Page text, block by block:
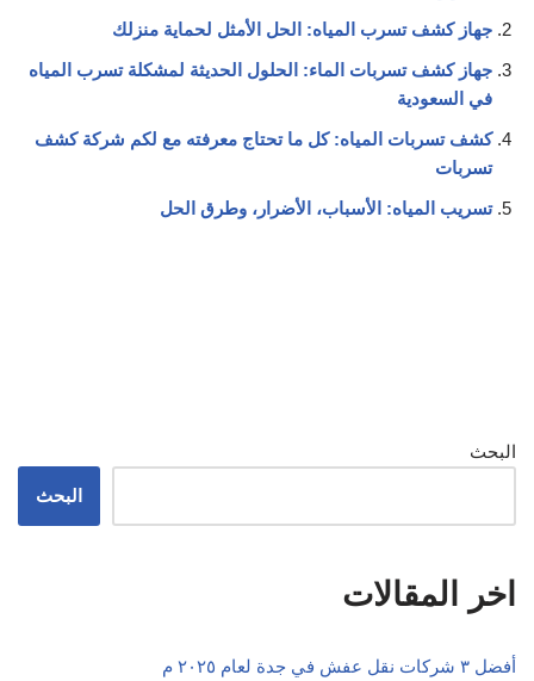
جهاز كشف تسرب المياه: الحل الأمثل لحماية منزلك
جهاز كشف تسربات الماء: الحلول الحديثة لمشكلة تسرب المياه
في السعودية
كشف تسربات المياه: كل ما تحتاج معرفته مع لكم شركة كشف
تسربات
تسريب المياه: الأسباب، الأضرار، وطرق الحل
البحث
البحث
اخر المقالات
أفضل ٣ شركات نقل عفش في جدة لعام ٢٠٢٥ م